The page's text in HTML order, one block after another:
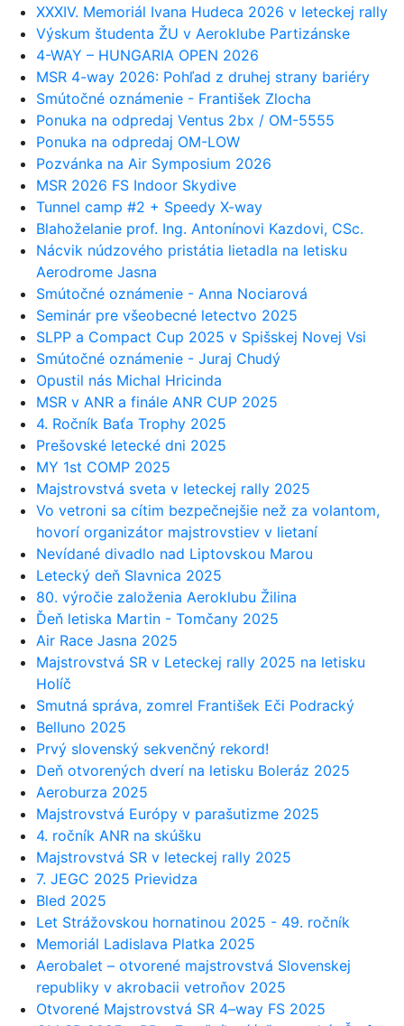
XXXIV. Memoriál Ivana Hudeca 2026 v leteckej rally
Výskum študenta ŽU v Aeroklube Partizánske
4-WAY – HUNGARIA OPEN 2026
MSR 4-way 2026: Pohľad z druhej strany bariéry
Smútočné oznámenie - František Zlocha
Ponuka na odpredaj Ventus 2bx / OM-5555
Ponuka na odpredaj OM-LOW
Pozvánka na Air Symposium 2026
MSR 2026 FS Indoor Skydive
Tunnel camp #2 + Speedy X-way
Blahoželanie prof. Ing. Antonínovi Kazdovi, CSc.
Nácvik núdzového pristátia lietadla na letisku
Aerodrome Jasna
Smútočné oznámenie - Anna Nociarová
Seminár pre všeobecné letectvo 2025
SLPP a Compact Cup 2025 v Spišskej Novej Vsi
Smútočné oznámenie - Juraj Chudý
Opustil nás Michal Hricinda
MSR v ANR a finále ANR CUP 2025
4. Ročník Baťa Trophy 2025
Prešovské letecké dni 2025
MY 1st COMP 2025
Majstrovstvá sveta v leteckej rally 2025
Vo vetroni sa cítim bezpečnejšie než za volantom,
hovorí organizátor majstrovstiev v lietaní
Nevídané divadlo nad Liptovskou Marou
Letecký deň Slavnica 2025
80. výročie založenia Aeroklubu Žilina
Ďeň letiska Martin - Tomčany 2025
Air Race Jasna 2025
Majstrovstvá SR v Leteckej rally 2025 na letisku
Holíč
Smutná správa, zomrel František Eči Podracký
Belluno 2025
Prvý slovenský sekvenčný rekord!
Deň otvorených dverí na letisku Boleráz 2025
Aeroburza 2025
Majstrovstvá Európy v parašutizme 2025
4. ročník ANR na skúšku
Majstrovstvá SR v leteckej rally 2025
7. JEGC 2025 Prievidza
Bled 2025
Let Strážovskou hornatinou 2025 - 49. ročník
Memoriál Ladislava Platka 2025
Aerobalet – otvorené majstrovstvá Slovenskej
republiky v akrobacii vetroňov 2025
Otvorené Majstrovstvá SR 4–way FS 2025